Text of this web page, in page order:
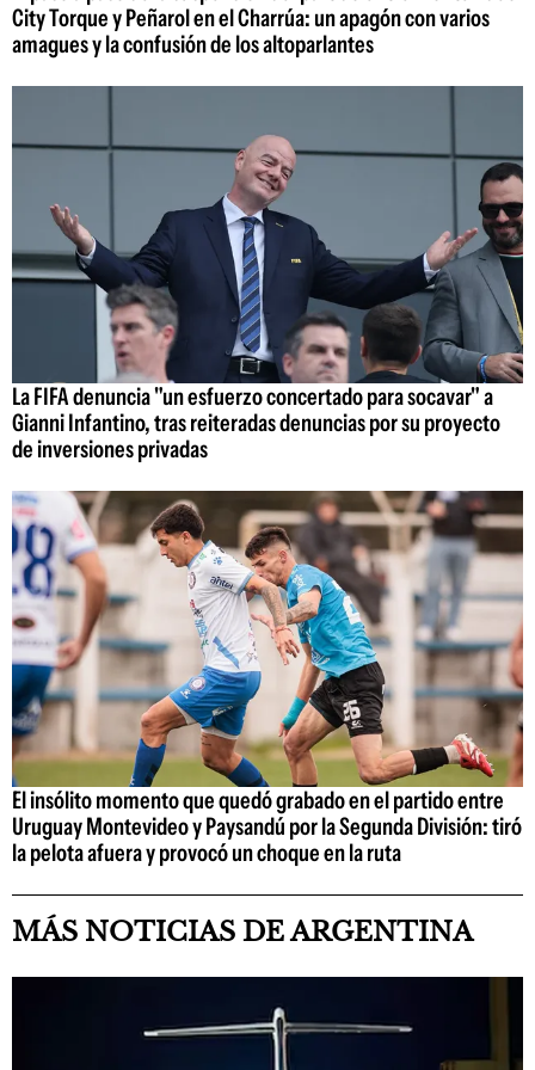
City Torque y Peñarol en el Charrúa: un apagón con varios
amagues y la confusión de los altoparlantes
La FIFA denuncia "un esfuerzo concertado para socavar" a
Gianni Infantino, tras reiteradas denuncias por su proyecto
de inversiones privadas
El insólito momento que quedó grabado en el partido entre
Uruguay Montevideo y Paysandú por la Segunda División: tiró
la pelota afuera y provocó un choque en la ruta
MÁS NOTICIAS DE ARGENTINA